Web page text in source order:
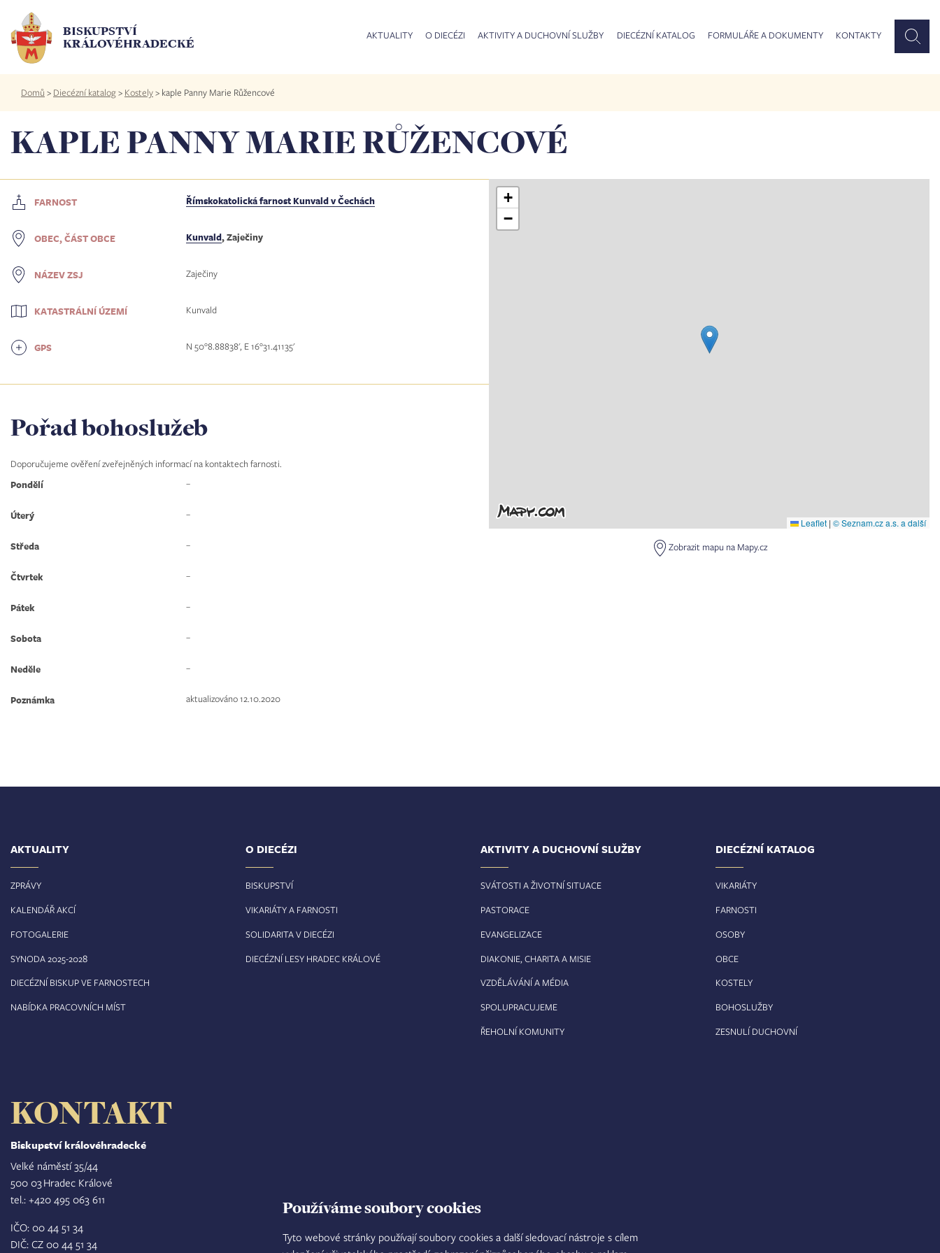
Používáme soubory cookies
Tyto webové stránky používají soubory cookies a další sledovací nástroje s cílem
hlavnímu
obsahu
BISKUPSTVÍ
KRÁLOVÉHRADECKÉ
AKTUALITY O DIECÉZI AKTIVITY A DUCHOVNÍ SLUŽBY DIECÉZNÍ KATALOG FORMULÁŘE A DOKUMENTY KONTAKTY
Drobečková
navigace
Domů > Diecézní katalog> Kostely> kaple Panny Marie Růžencové
KAPLE PANNY MARIE RŮŽENCOVÉ
FARNOST Římskokatolická farnost Kunvald v Čechách
OBEC, ČÁST OBCE Kunvald, Zaječiny
NÁZEV ZSJ Zaječiny
KATASTRÁLNÍ ÚZEMÍ Kunvald
GPS N 50°8.88838', E 16°31.41135'
Pořad bohoslužeb
Doporučujeme ověření zveřejněných informací na kontaktech farnosti.
Pondělí
–
Úterý –
Středa –
Čtvrtek –
Pátek –
Sobota –
Neděle –
Poznámka aktualizováno 12.10.2020
+
−
Leaflet | © Seznam.cz a.s. a další
Zobrazit mapu na Mapy.cz
AKTUALITY
ZPRÁVY
KALENDÁŘ AKCÍ
FOTOGALERIE
SYNODA 2025-2028
DIECÉZNÍ BISKUP VE FARNOSTECH
NABÍDKA PRACOVNÍCH MÍST
O DIECÉZI
BISKUPSTVÍ
VIKARIÁTY A FARNOSTI
SOLIDARITA V DIECÉZI
DIECÉZNÍ LESY HRADEC KRÁLOVÉ
AKTIVITY A DUCHOVNÍ SLUŽBY
SVÁTOSTI A ŽIVOTNÍ SITUACE
PASTORACE
EVANGELIZACE
DIAKONIE, CHARITA A MISIE
VZDĚLÁVÁNÍ A MÉDIA
SPOLUPRACUJEME
ŘEHOLNÍ KOMUNITY
DIECÉZNÍ KATALOG
VIKARIÁTY
FARNOSTI
OSOBY
OBCE
KOSTELY
BOHOSLUŽBY
ZESNULÍ DUCHOVNÍ
KONTAKT
Biskupství královéhradecké
Velké náměstí 35/44
500 03 Hradec Králové
tel.: +420 495 063 611
IČO: 00 44 51 34
DIČ: CZ 00 44 51 34